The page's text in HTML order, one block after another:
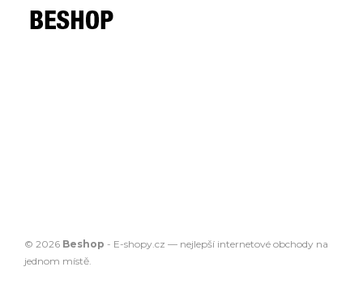
© 2026 Beshop - E-shopy.cz — nejlepší internetové obchody na
jednom místě.